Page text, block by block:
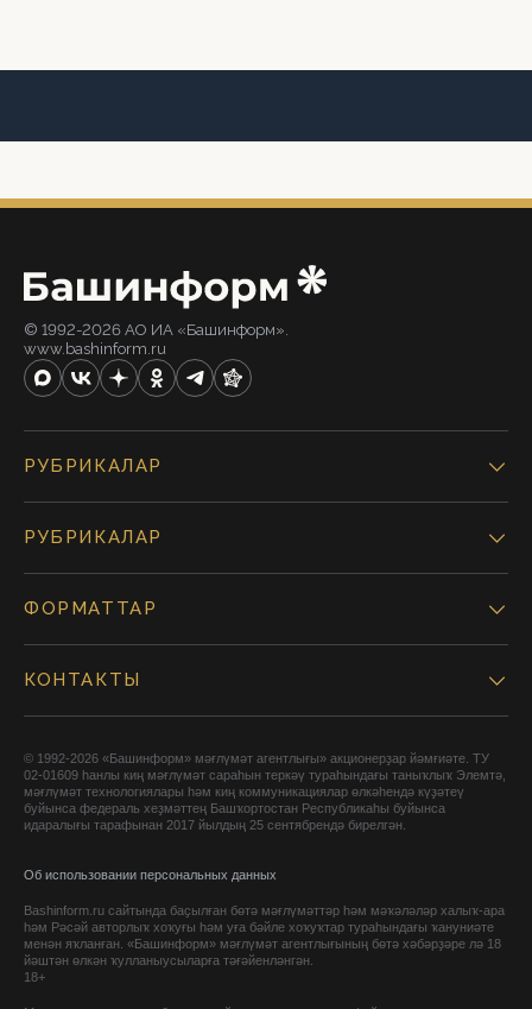
© 1992-2026 АО ИА «Башинформ».
www.bashinform.ru
РУБРИКАЛАР
РУБРИКАЛАР
ФОРМАТТАР
КОНТАКТЫ
© 1992-2026 «Башинформ» мәғлүмәт агентлығы» акционерҙар йәмғиәте. ТУ
02-01609 һанлы киң мәғлүмәт сараһын теркәү тураһындағы таныҡлыҡ Элемтә,
мәғлүмәт технологиялары һәм киң коммуникациялар өлкәһендә күҙәтеү
буйынса федераль хеҙмәттең Башҡортостан Республикаһы буйынса
идаралығы тарафынан 2017 йылдың 25 сентябрендә бирелгән.
Об использовании персональных данных
Bashinform.ru сайтында баҫылған бөтә мәғлүмәттәр һәм мәҡәләләр халыҡ-ара
һәм Рәсәй авторлыҡ хоҡуғы һәм уға бәйле хоҡуҡтар тураһындағы ҡануниәте
менән яҡланған. «Башинформ» мәғлүмәт агентлығының бөтә хәбәрҙәре лә 18
йәштән өлкән ҡулланыусыларға тәғәйенләнгән.
18+